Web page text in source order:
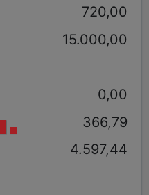
720,00
15.000,00
0,00
366,79
4.597,44